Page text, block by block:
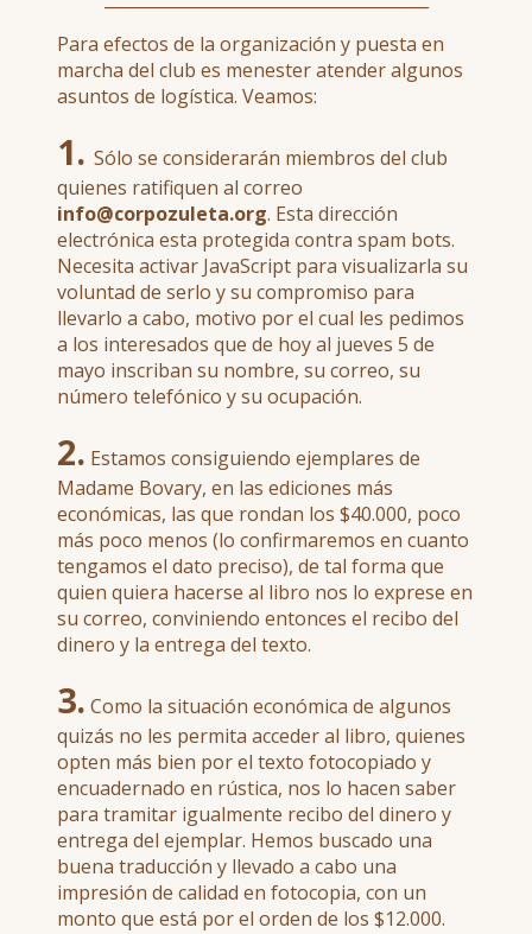
Para efectos de la organización y puesta en
marcha del club es menester atender algunos
asuntos de logística. Veamos:
1. Sólo se considerarán miembros del club
quienes ratifiquen al correo
info@corpozuleta.org. Esta dirección
electrónica esta protegida contra spam bots.
Necesita activar JavaScript para visualizarla su
voluntad de serlo y su compromiso para
llevarlo a cabo, motivo por el cual les pedimos
a los interesados que de hoy al jueves 5 de
mayo inscriban su nombre, su correo, su
número telefónico y su ocupación.
2. Estamos consiguiendo ejemplares de
Madame Bovary, en las ediciones más
económicas, las que rondan los $40.000, poco
más poco menos (lo confirmaremos en cuanto
tengamos el dato preciso), de tal forma que
quien quiera hacerse al libro nos lo exprese en
su correo, conviniendo entonces el recibo del
dinero y la entrega del texto.
3. Como la situación económica de algunos
quizás no les permita acceder al libro, quienes
opten más bien por el texto fotocopiado y
encuadernado en rústica, nos lo hacen saber
para tramitar igualmente recibo del dinero y
entrega del ejemplar. Hemos buscado una
buena traducción y llevado a cabo una
impresión de calidad en fotocopia, con un
monto que está por el orden de los $12.000.